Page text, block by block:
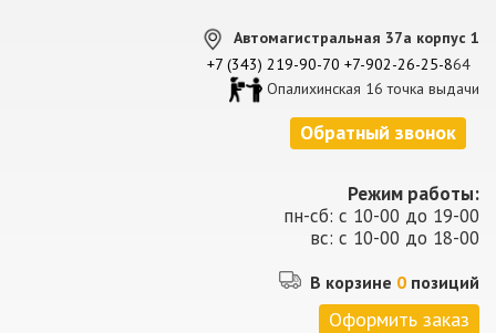
Автомагистральная 37а корпус 1
+7 (343) 219-90-70 +7-902-26-25-864
Опалихинская 16 точка выдачи
Обратный звонок
Режим работы:
пн-сб: с 10-00 до 19-00
вс: с 10-00 до 18-00
В корзине 0 позиций
Оформить заказ